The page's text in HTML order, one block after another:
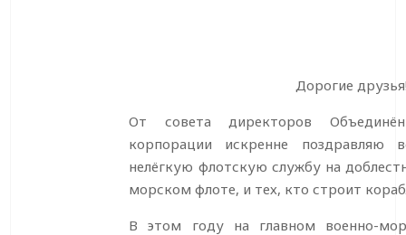
Дорогие
От совета директоров
корпорации искренне поздравляю
нелёгкую флотскую службу на
морском флоте, и тех, кто строит
В этом году на главном военно-